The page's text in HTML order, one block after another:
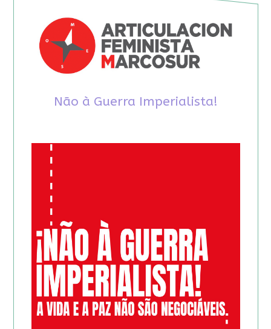
Não à Guerra Imperialista!